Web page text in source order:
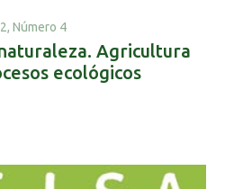
Número 4
Agricultura
ecológicos